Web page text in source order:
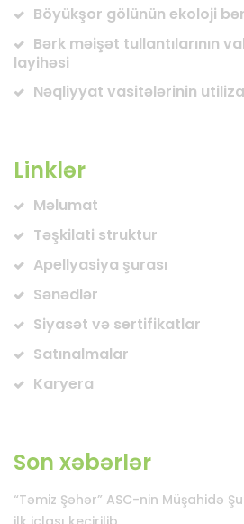
Böyükşor gölünün ekoloji
Bərk məişət tullantılarının
layihəsi
Nəqliyyat vasitələrinin
Linklər
Məlumat
Təşkilati struktur
Apellyasiya şurası
Sənədlər
Siyasət və sertifikatlar
Satınalmalar
Karyera
Son xəbərlər
“Təmiz Şəhər” ASC-nin Müşahidə